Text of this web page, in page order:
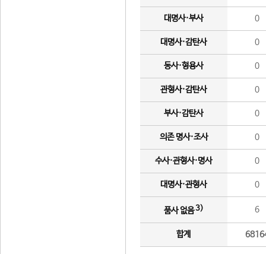
대명사·부사 0
대명사·감탄사 0
동사·형용사 0
관형사·감탄사 0
부사·감탄사 0
의존 명사·조사 0
수사·관형사·명사 0
대명사·관형사 0
품사 없음3) 6
합계